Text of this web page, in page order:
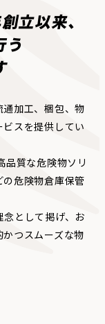
立以来、
う
加工、梱包、物
スを提供してい
品質な危険物ソリ
危険物倉庫保管
念として掲げ、お
つスムーズな物